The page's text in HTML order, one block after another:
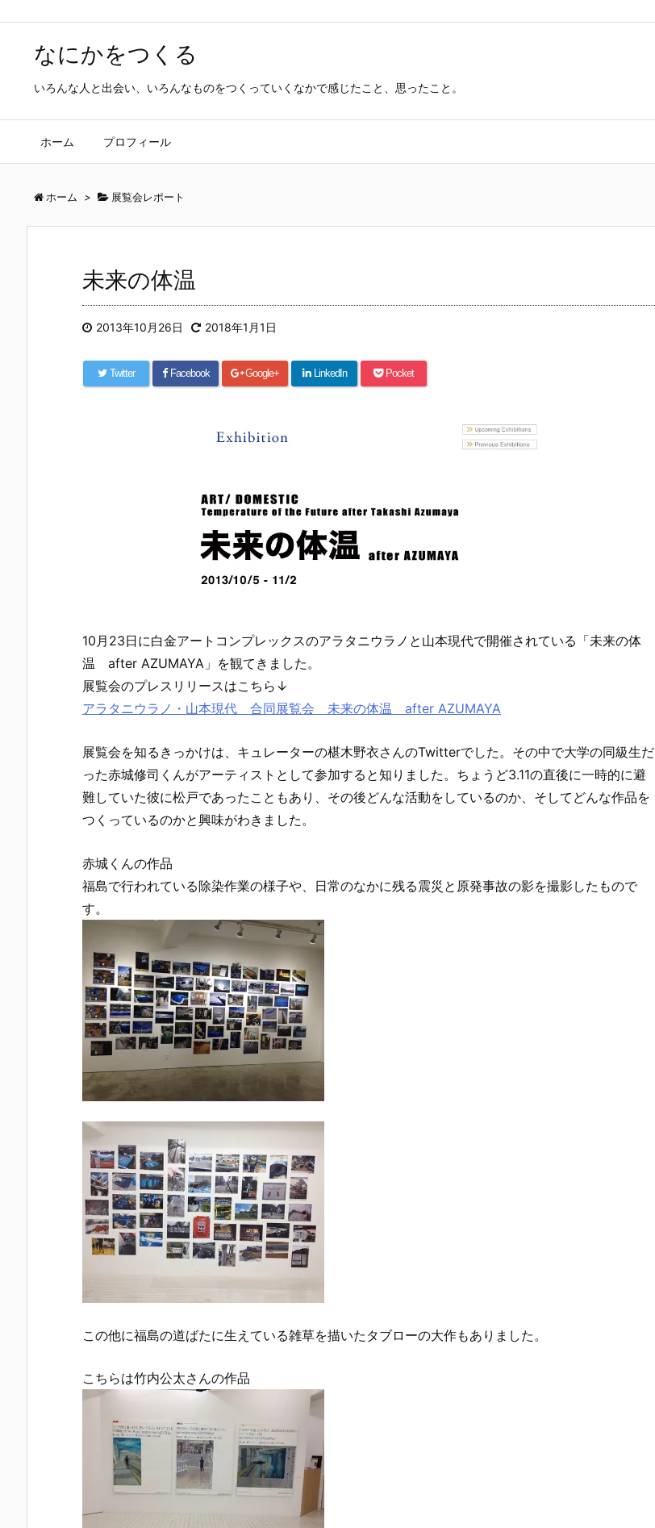
なにかをつくる
いろんな人と出会い、いろんなものをつくっていくなかで感じたこと、思ったこと。
ホーム プロフィール
ホーム > 展覧会レポート
未来の体温
2013年10月26日 2018年1月1日
Twitter Facebook Google+ LinkedIn Pocket
10月23日に白金アートコンプレックスのアラタニウラノと山本現代で開催されている「未来の体
温 after AZUMAYA」を観てきました。
展覧会のプレスリリースはこちら↓
アラタニウラノ・山本現代 合同展覧会 未来の体温 after AZUMAYA
展覧会を知るきっかけは、キュレーターの椹木野衣さんのTwitterでした。その中で大学の同級生だ
った赤城修司くんがアーティストとして参加すると知りました。ちょうど3.11の直後に一時的に避
難していた彼に松戸であったこともあり、その後どんな活動をしているのか、そしてどんな作品を
つくっているのかと興味がわきました。
赤城くんの作品
福島で行われている除染作業の様子や、日常のなかに残る震災と原発事故の影を撮影したもので
す。
この他に福島の道ばたに生えている雑草を描いたタブローの大作もありました。
こちらは竹内公太さんの作品